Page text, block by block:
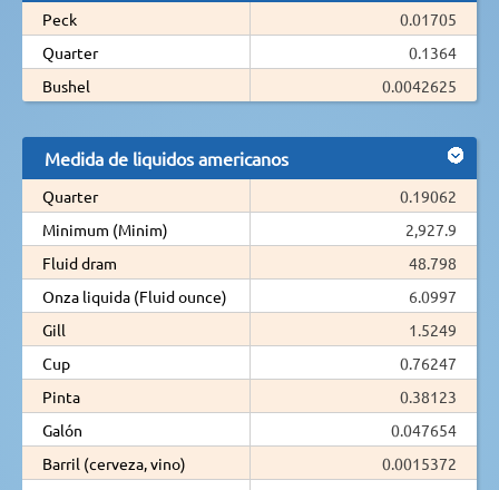
Peck
0.01705
Quarter
0.1364
Bushel
0.0042625
Medida de liquidos americanos
Quarter
0.19062
Minimum (Minim)
2,927.9
Fluid dram
48.798
Onza liquida (Fluid ounce)
6.0997
Gill
1.5249
Cup
0.76247
Pinta
0.38123
Galón
0.047654
Barril (cerveza, vino)
0.0015372